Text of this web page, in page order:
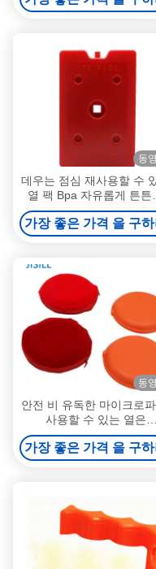
동
데우는 점심 재사용할 수
열 팩 Bpa 자유롭게 튼튼
Pe 뜨거운 젤은 1000ml를
장합니다
가장 좋은 가격 을 구
동
안전 비 유독한 마이크로
사용할 수 있는 열은
MSDS/CPSIA로 찬성합
포장합니다
가장 좋은 가격 을 구